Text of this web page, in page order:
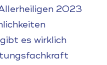
2023
es wirklich